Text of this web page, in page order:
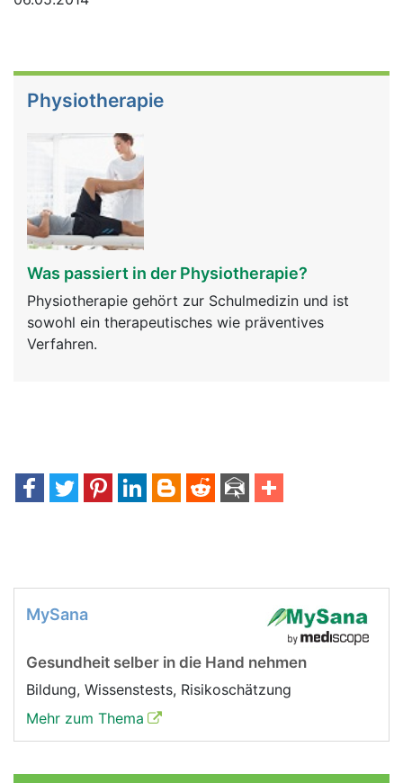
Physiotherapie
Was passiert in der Physiotherapie?
Physiotherapie gehört zur Schulmedizin und ist
sowohl ein therapeutisches wie präventives
Verfahren.
MySana
Gesundheit selber in die Hand nehmen
Bildung, Wissenstests, Risikoschätzung
Mehr zum Thema